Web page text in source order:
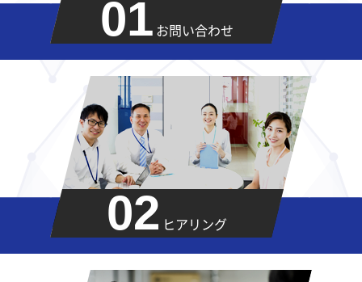
01 お問い合わせ
02 ヒアリング